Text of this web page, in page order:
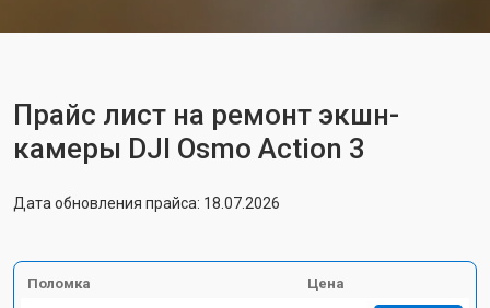
Прайс лист на ремонт экшн-
камеры DJI Osmo Action 3
Дата обновления прайса: 18.07.2026
Поломка Цена